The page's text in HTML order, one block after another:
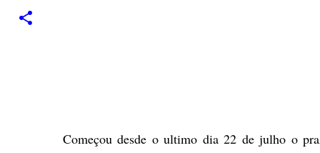
Começou desde o ultimo dia 22 de julho o